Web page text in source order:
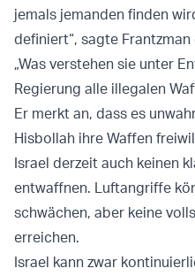
jemals jemanden finden
definiert“, sagte
„Was verstehen sie unter
Regierung alle illegalen
Er merkt an, dass es
Hisbollah ihre Waffen
Israel derzeit auch keinen
entwaffnen. Luftangriffe
schwächen, aber keine
erreichen.
Israel kann zwar